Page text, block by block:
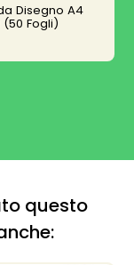
Disegno A4
Fogli)
questo